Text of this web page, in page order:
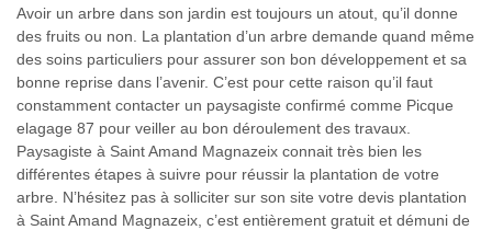
Avoir un arbre dans son jardin est toujours un atout, qu’il donne
des fruits ou non. La plantation d’un arbre demande quand même
des soins particuliers pour assurer son bon développement et sa
bonne reprise dans l’avenir. C’est pour cette raison qu’il faut
constamment contacter un paysagiste confirmé comme Picque
elagage 87 pour veiller au bon déroulement des travaux.
Paysagiste à Saint Amand Magnazeix connait très bien les
différentes étapes à suivre pour réussir la plantation de votre
arbre. N’hésitez pas à solliciter sur son site votre devis plantation
à Saint Amand Magnazeix, c’est entièrement gratuit et démuni de